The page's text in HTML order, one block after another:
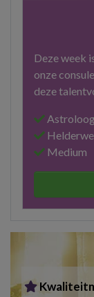
Deze week
onze
deze
Medium